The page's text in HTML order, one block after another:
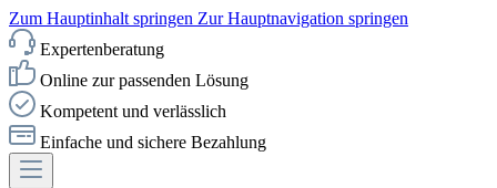
Zum Hauptinhalt springen Zur Hauptnavigation springen
Expertenberatung
Online zur passenden Lösung
Kompetent und verlässlich
Einfache und sichere Bezahlung